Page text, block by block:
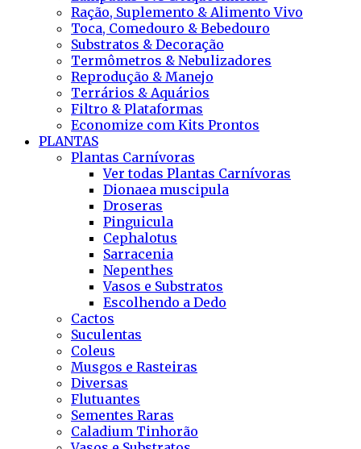
Ração, Suplemento & Alimento Vivo
Toca, Comedouro & Bebedouro
Substratos & Decoração
Termômetros & Nebulizadores
Reprodução & Manejo
Terrários & Aquários
Filtro & Plataformas
Economize com Kits Prontos
PLANTAS
Plantas Carnívoras
Ver todas Plantas Carnívoras
Dionaea muscipula
Droseras
Pinguicula
Cephalotus
Sarracenia
Nepenthes
Vasos e Substratos
Escolhendo a Dedo
Cactos
Suculentas
Coleus
Musgos e Rasteiras
Diversas
Flutuantes
Sementes Raras
Caladium Tinhorão